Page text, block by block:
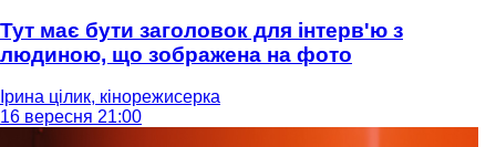
Тут має бути заголовок для інтерв'ю з
людиною, що зображена на фото
Ірина цілик, кінорежисерка
16 вересня 21:00